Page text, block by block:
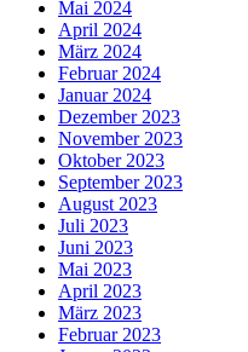
Mai 2024
April 2024
März 2024
Februar 2024
Januar 2024
Dezember 2023
November 2023
Oktober 2023
September 2023
August 2023
Juli 2023
Juni 2023
Mai 2023
April 2023
März 2023
Februar 2023